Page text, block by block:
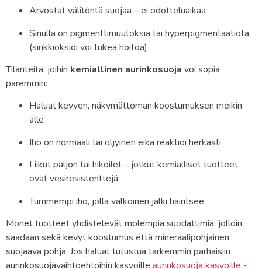
Arvostat välitöntä suojaa – ei odotteluaikaa
Sinulla on pigmenttimuutoksia tai hyperpigmentaatiota
(sinkkioksidi voi tukea hoitoa)
Tilanteita, joihin kemiallinen aurinkosuoja voi sopia
paremmin:
Haluat kevyen, näkymättömän koostumuksen meikin
alle
Iho on normaali tai öljyinen eikä reaktioi herkästi
Liikut paljon tai hikoilet – jotkut kemialliset tuotteet
ovat vesiresistenttejä
Tummempi iho, jolla valkoinen jälki häiritsee
Monet tuotteet yhdistelevät molempia suodattimia, jolloin
saadaan sekä kevyt koostumus että mineraalipohjainen
suojaava pohja. Jos haluat tutustua tarkemmin parhaisiin
aurinkosuojavaihtoehtoihin kasvoille aurinkosuoja kasvoille -